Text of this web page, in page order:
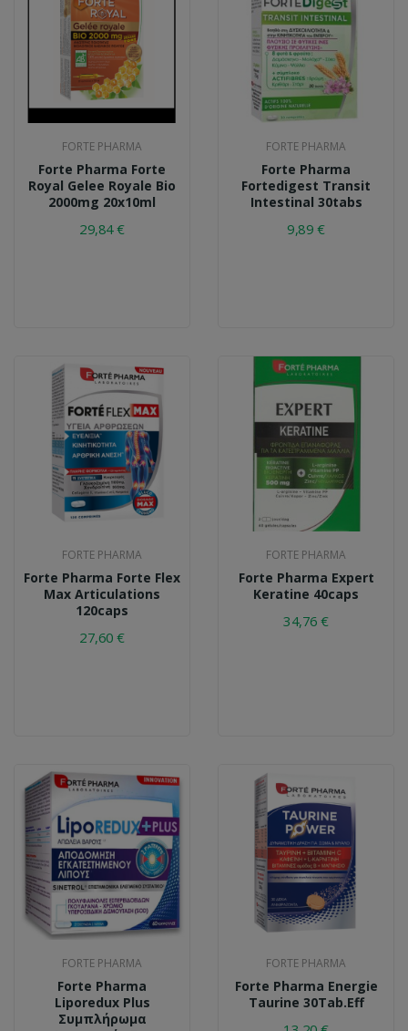
FORTE PHARMA
Forte Pharma Forte
Royal Gelee Royale Bio
2000mg 20x10ml
29,84 €
FORTE PHARMA
Forte Pharma
Fortedigest Transit
Intestinal 30tabs
9,89 €
FORTE PHARMA
Forte Pharma Forte Flex
Max Articulations
120caps
27,60 €
FORTE PHARMA
Forte Pharma Expert
Keratine 40caps
34,76 €
FORTE PHARMA
Forte Pharma
Liporedux Plus
Συμπλήρωμα
FORTE PHARMA
Forte Pharma Energie
Taurine 30Tab.Eff